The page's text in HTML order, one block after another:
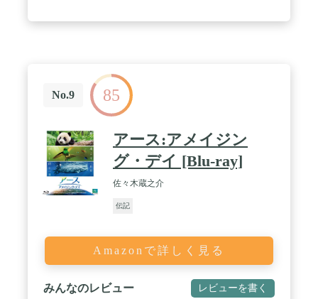
No.9 85
アース:アメイジン
グ・デイ [Blu-ray]
佐々木蔵之介
伝記
Amazonで詳しく見る
みんなのレビュー レビューを書く